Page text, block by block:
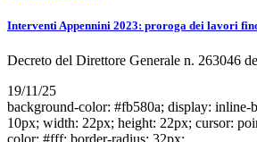
Interventi Appennini 2023: proroga dei lavori
Decreto del Direttore Generale n. 263046
19/11/25
background-color: #fb580a; display: inline-
10px; width: 22px; height: 22px; cursor: